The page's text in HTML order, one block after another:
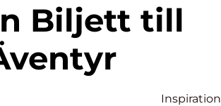
Inspiration